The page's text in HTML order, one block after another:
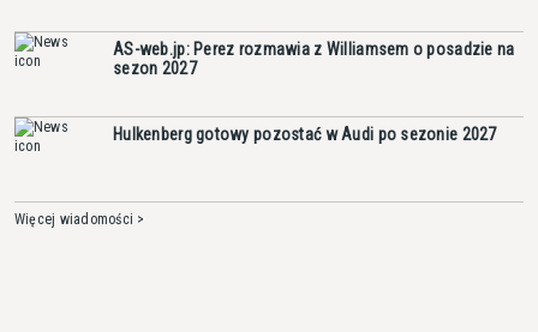
AS-web.jp: Perez rozmawia z Williamsem o posadzie na
sezon 2027
Hulkenberg gotowy pozostać w Audi po sezonie 2027
Więcej wiadomości >